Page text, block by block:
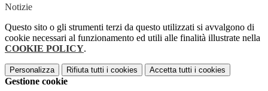
Notizie
Questo sito o gli strumenti terzi da questo utilizzati si avvalgono di
cookie necessari al funzionamento ed utili alle finalità illustrate nella
COOKIE POLICY.
Personalizza Rifiuta tutti i cookies Accetta tutti i cookies
Gestione cookie